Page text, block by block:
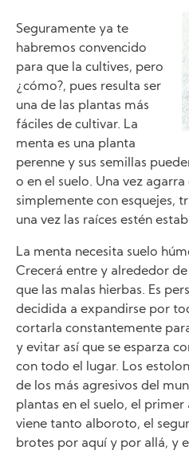
Seguramente ya te
habremos convencido
para que la cultives, pero
¿cómo?, pues resulta ser
una de las plantas más
fáciles de cultivar. La
menta es una planta
perenne y sus semillas
o en el suelo. Una vez
simplemente con esquejes,
una vez las raíces estén
La menta necesita suelo
Crecerá entre y alrededor
que las malas hierbas. Es
decidida a expandirse por
cortarla constantemente
y evitar así que se esparza
con todo el lugar. Los
de los más agresivos del
plantas en el suelo, el
viene tanto alboroto, el
brotes por aquí y por allá, y